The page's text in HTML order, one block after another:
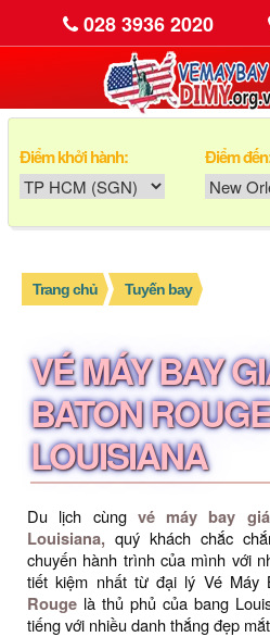
028 3936 2020
Điểm khởi hành: Điểm
Trang chủ Tuyến bay
VÉ MÁY BAY
BATON
LOUISIANA
Du lịch cùng vé máy bay
Louisiana, quý khách chắc
chuyến hành trình của mình với
tiết kiệm nhất từ đại lý Vé Máy
Rouge là thủ phủ của bang
tiếng với nhiều danh thắng đẹp